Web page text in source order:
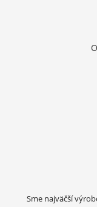
Sme najväčší